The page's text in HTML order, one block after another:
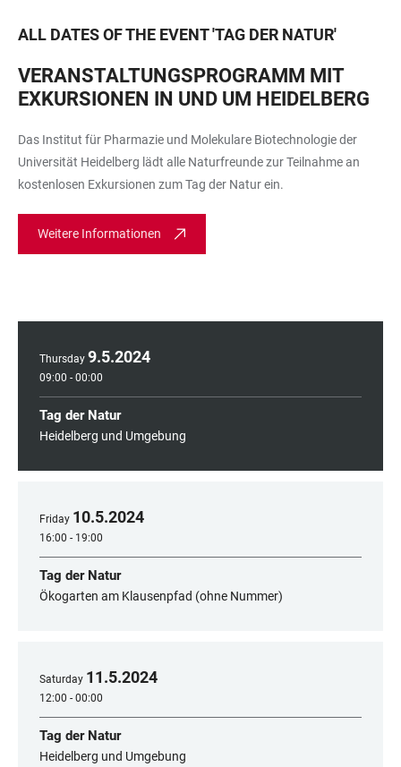
ALL DATES OF THE EVENT'TAG DER NATUR'
VERANSTALTUNGSPROGRAMM MIT
EXKURSIONEN IN UND UM HEIDELBERG
Das Institut für Pharmazie und Molekulare Biotechnologie der
Universität Heidelberg lädt alle Naturfreunde zur Teilnahme an
kostenlosen Exkursionen zum Tag der Natur ein.
Weitere Informationen
Thursday 9.5.2024
09:00 - 00:00
Tag der Natur
Heidelberg und Umgebung
Friday 10.5.2024
16:00 - 19:00
Tag der Natur
Ökogarten am Klausenpfad (ohne Nummer)
Saturday 11.5.2024
12:00 - 00:00
Tag der Natur
Heidelberg und Umgebung